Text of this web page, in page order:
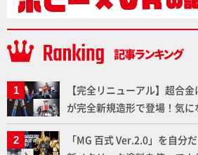
【完全リニューアル】超合金
が完全新規造形で登場！気
下ろしでご紹介!!さらに「大
ト」セット情報もお届け！
「MG 百式 Ver.2.0」を自分